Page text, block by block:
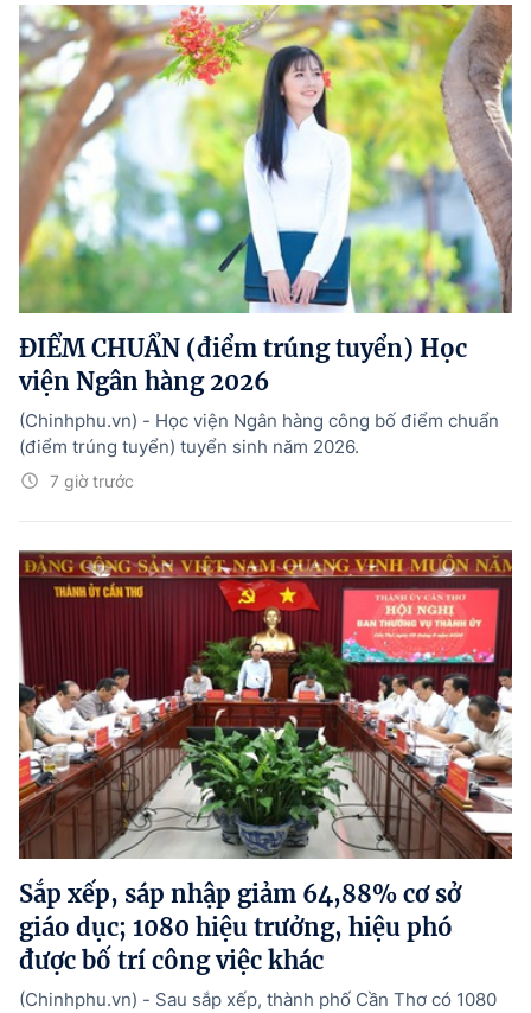
ĐIỂM CHUẨN (điểm trúng tuyển) Học
viện Ngân hàng 2026
7 giờ trước
(Chinhphu.vn) - Học viện Ngân hàng công bố điểm chuẩn
(điểm trúng tuyển) tuyển sinh năm 2026.
Sắp xếp, sáp nhập giảm 64,88% cơ sở
giáo dục; 1080 hiệu trưởng, hiệu phó
được bố trí công việc khác
(Chinhphu.vn) - Sau sắp xếp, thành phố Cần Thơ có 1080